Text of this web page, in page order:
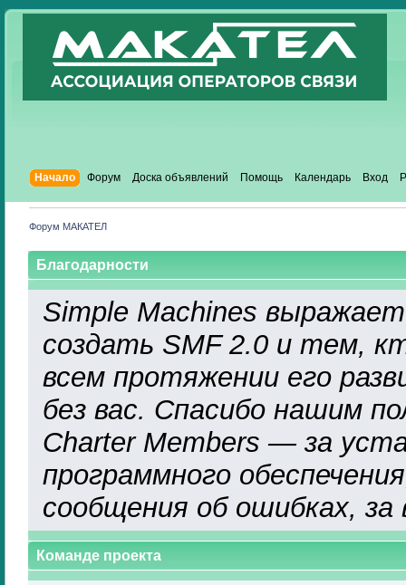
Начало Форум Доска объявлений Помощь Календарь Вход
Форум МАКАТЕЛ
Благодарности
Simple Machines
создать SMF 2.0 и тем,
всем протяжении его
без вас. Спасибо нашим
Charter Members — за
программного
сообщения об ошибках,
Команде проекта